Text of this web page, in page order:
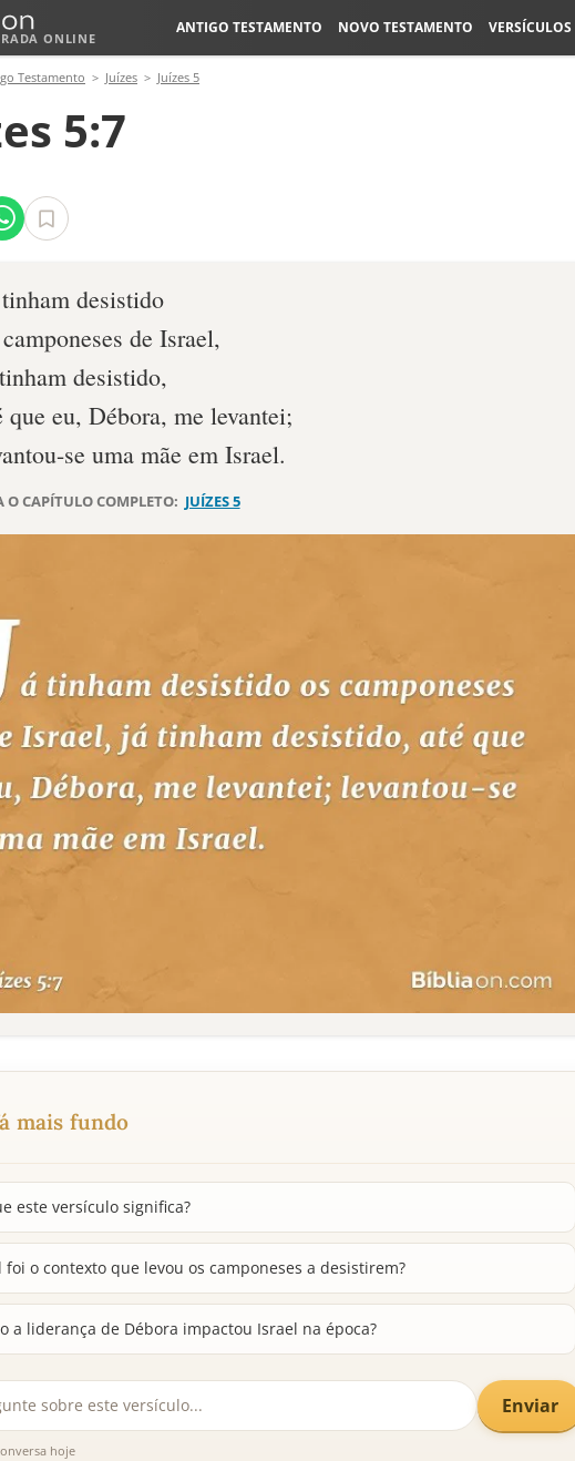
ONLINE
ANTIGO TESTAMENTO NOVO TESTAMENTO VERSÍCULOS
Testamento Juízes Juízes 5
5:7
desistido
de Israel,
desistido,
que eu, Débora, me levantei;
se uma mãe em Israel.
O CAPÍTULO COMPLETO: JUÍZES 5
mais fundo
este versículo significa?
foi o contexto que levou os camponeses a desistirem?
a liderança de Débora impactou Israel na época?
Enviar
hoje